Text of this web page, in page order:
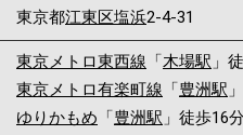
東京都江東区塩浜2-4-31
東京メトロ東西線 「木場駅 」
東京メトロ有楽町線 「豊洲駅
ゆりかもめ 「豊洲駅 」徒歩16